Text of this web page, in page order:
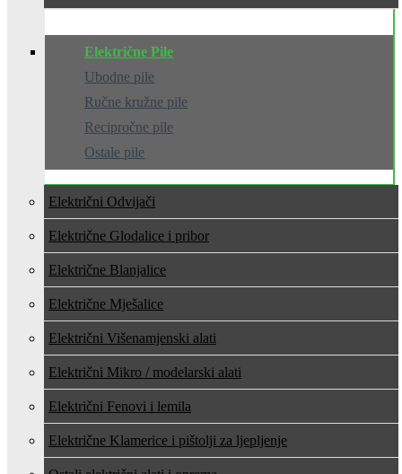
Električne Pile
Ubodne pile
Ručne kružne pile
Recipročne pile
Ostale pile
Električni Odvijači
Električne Glodalice i pribor
Električne Blanjalice
Električne Mješalice
Električni Višenamjenski alati
Električni Mikro / modelarski alati
Električni Fenovi i lemila
Električne Klamerice i pištolji za ljepljenje